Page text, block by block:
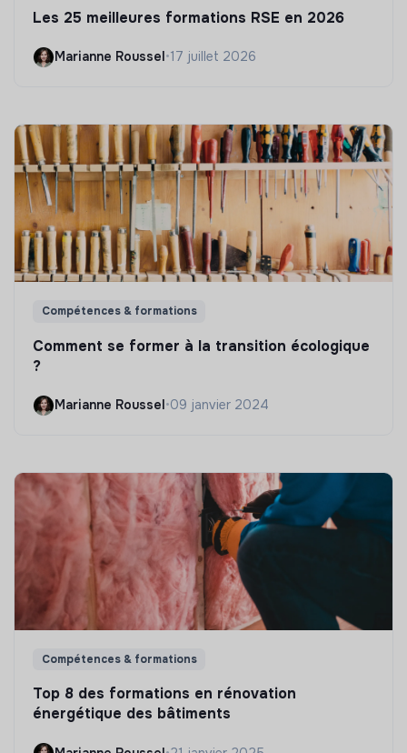
Les 25 meilleures formations RSE en 2026
Marianne Roussel •17 juillet 2026
Compétences & formations
Comment se former à la transition écologique
?
Marianne Roussel•09 janvier 2024
Compétences & formations
Top 8 des formations en rénovation
énergétique des bâtiments